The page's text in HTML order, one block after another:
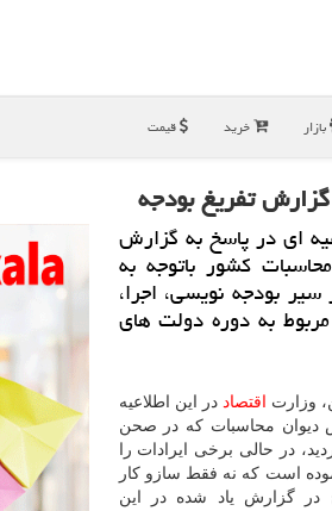
بازار خرید قیمت
گزارش تفریغ بودجه
ای در پاسخ به گزارش
1397 دیوان محاسبات كشور باتوجه به
بودجه نویسی، اجرا،
مربوط به دوره دولت های
وزارت اقتصاددر این اطلاعیه
دیوان محاسبات که در صحن
در حالی برخی ایرادات را
است که نه فقط سازو کار
در گزارش یاد شده در این